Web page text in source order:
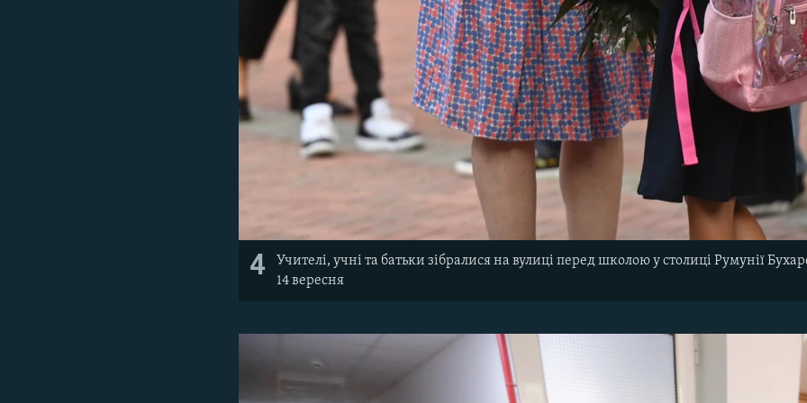
4
Учителі, учні та батьки зібралися на вулиці перед школою у столиці Румунії
14 вересня